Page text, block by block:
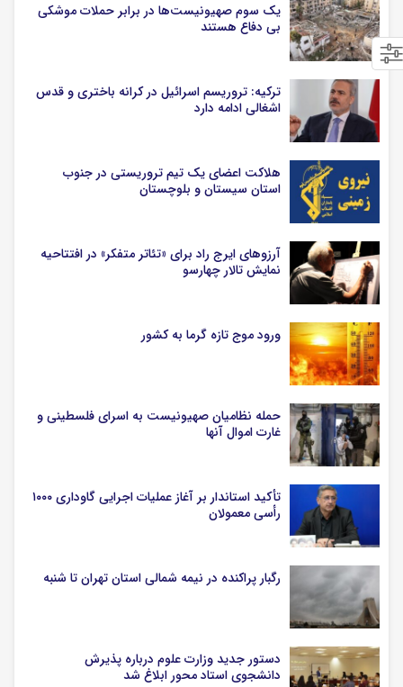
یک‌ سوم صهیونیست‌ها در برابر حملات موشکی
بی دفاع هستند
ترکیه: تروریسم اسرائیل در کرانه باختری و قدس
اشغالی ادامه دارد
هلاکت اعضای یک تیم تروریستی در جنوب
استان سیستان و بلوچستان
آرزوهای ایرج راد برای «تئاتر متفکر» در افتتاحیه
نمایش تالار چهارسو
ورود موج تازه گرما به کشور
حمله نظامیان صهیونیست به اسرای فلسطینی و
غارت اموال آنها
تأکید استاندار بر آغاز عملیات اجرایی گاوداری ۱۰۰۰
رأسی معمولان
رگبار پراکنده در نیمه شمالی استان تهران تا شنبه
دستور جدید وزارت علوم درباره پذیرش
دانشجوی استاد محور ابلاغ شد